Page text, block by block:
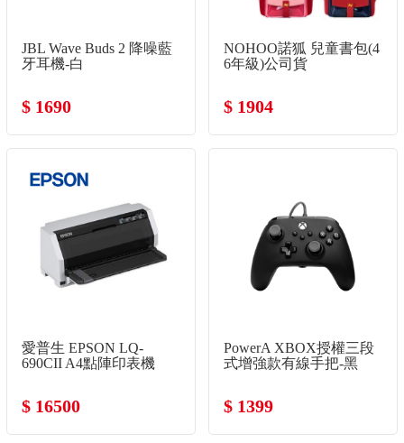
JBL Wave Buds 2 降噪藍
牙耳機-白
$ 1690
NOHOO諾狐 兒童書包(4
6年級)公司貨
$ 1904
愛普生 EPSON LQ-
690CII A4點陣印表機
$ 16500
PowerA XBOX授權三段
式增強款有線手把-黑
$ 1399